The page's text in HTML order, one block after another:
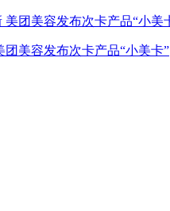
美容发布次卡产品“小美卡”